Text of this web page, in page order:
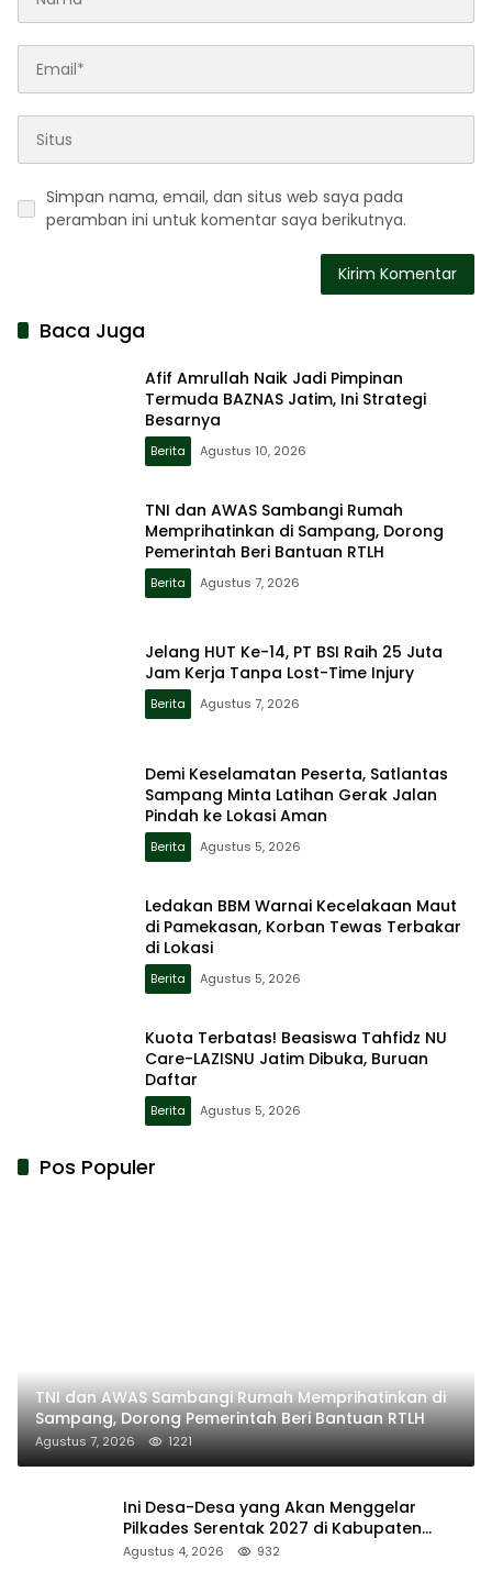
Simpan nama, email, dan situs web saya pada
peramban ini untuk komentar saya berikutnya.
Baca Juga
Afif Amrullah Naik Jadi Pimpinan
Termuda BAZNAS Jatim, Ini Strategi
Besarnya
Berita Agustus 10, 2026
TNI dan AWAS Sambangi Rumah
Memprihatinkan di Sampang, Dorong
Pemerintah Beri Bantuan RTLH
Berita Agustus 7, 2026
Jelang HUT Ke-14, PT BSI Raih 25 Juta
Jam Kerja Tanpa Lost-Time Injury
Berita Agustus 7, 2026
Demi Keselamatan Peserta, Satlantas
Sampang Minta Latihan Gerak Jalan
Pindah ke Lokasi Aman
Berita Agustus 5, 2026
Ledakan BBM Warnai Kecelakaan Maut
di Pamekasan, Korban Tewas Terbakar
di Lokasi
Berita Agustus 5, 2026
Kuota Terbatas! Beasiswa Tahfidz NU
Care-LAZISNU Jatim Dibuka, Buruan
Daftar
Berita Agustus 5, 2026
Pos Populer
TNI dan AWAS Sambangi Rumah Memprihatinkan di
Sampang, Dorong Pemerintah Beri Bantuan RTLH
Agustus 7, 2026 1221
Ini Desa-Desa yang Akan Menggelar
Pilkades Serentak 2027 di Kabupaten
Sumenep
Agustus 4, 2026 932